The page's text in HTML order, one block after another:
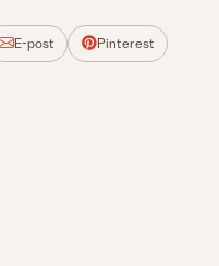
E-post Pinterest